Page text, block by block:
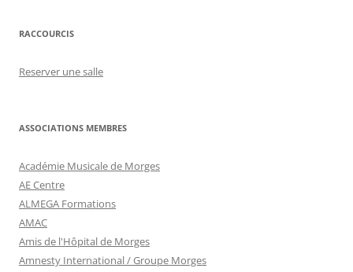
RACCOURCIS
Reserver une salle
ASSOCIATIONS MEMBRES
Académie Musicale de Morges
AE Centre
ALMEGA Formations
AMAC
Amis de l'Hôpital de Morges
Amnesty International / Groupe Morges